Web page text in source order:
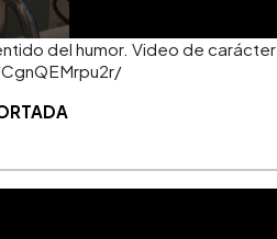
del humor. Video de carácter